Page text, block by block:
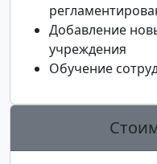
Добавление
учреждения
Обучение